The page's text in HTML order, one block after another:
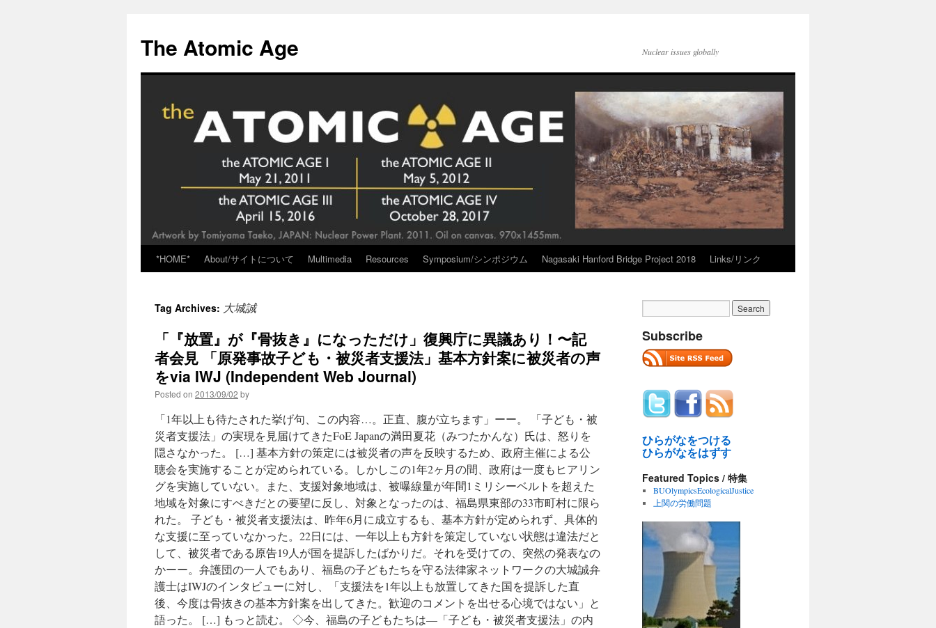
content
The Atomic Age Nuclear issues globally
*HOME* About/サイトについて Multimedia Resources Symposium/シンポジウム Nagasaki Hanford Bridge Project 2018 Links/リンク
Tag Archives: 大城誠
「『放置』が『骨抜き』になっただけ」復興庁に異議あり！〜記
者会見 「原発事故子ども・被災者支援法」基本方針案に被災者の声
をvia IWJ (Independent Web Journal)
Posted on 2013/09/02 by
「1年以上も待たされた挙げ句、この内容…。正直、腹が立ちます」ーー。 「子ども・被
災者支援法」の実現を見届けてきたFoE Japanの満田夏花（みつたかんな）氏は、怒りを
隠さなかった。 […] 基本方針の策定には被災者の声を反映するため、政府主催による公
聴会を実施することが定められている。しかしこの1年2ヶ月の間、政府は一度もヒアリン
グを実施していない。また、支援対象地域は、被曝線量が年間1ミリシーベルトを超えた
地域を対象にすべきだとの要望に反し、対象となったのは、福島県東部の33市町村に限ら
れた。 子ども・被災者支援法は、昨年6月に成立するも、基本方針が定められず、具体的
な支援に至っていなかった。22日には、一年以上も方針を策定していない状態は違法だと
して、被災者である原告19人が国を提訴したばかりだ。それを受けての、突然の発表なの
かーー。弁護団の一人でもあり、福島の子どもたちを守る法律家ネットワークの大城誠弁
護士はIWJのインタビューに対し、「支援法を1年以上も放置してきた国を提訴した直
後、今度は骨抜きの基本方針案を出してきた。歓迎のコメントを出せる心境ではない」と
語った。 […] もっと読む。 ◇今、福島の子どもたちは—「子ども・被災者支援法」の内
Subscribe
ひらがなをつける
ひらがなをはずす
Featured Topics / 特集
BUOlympicsEcologicalJustice
上関の労働問題